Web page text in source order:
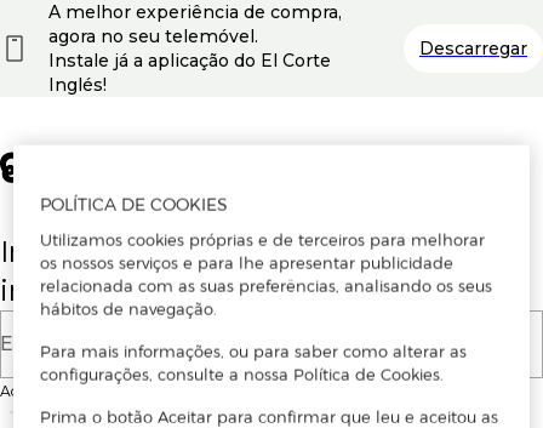
Insira o seu email para se registar ou
iniciar sessão.
E-mail
Ao continuar, aceitas as
A melhor experiência de compra,
agora no seu telemóvel.
Instale já a aplicação do El Corte
Inglés!
Descarregar
POLÍTICA DE COOKIES
Utilizamos cookies próprias e de terceiros para melhorar
os nossos serviços e para lhe apresentar publicidade
relacionada com as suas preferências, analisando os seus
hábitos de navegação.
Para mais informações, ou para saber como alterar as
configurações, consulte a nossa Política de Cookies.
Prima o botão Aceitar para confirmar que leu e aceitou as